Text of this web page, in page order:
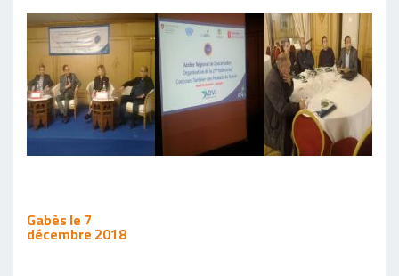
Gabès le 7
décembre 2018